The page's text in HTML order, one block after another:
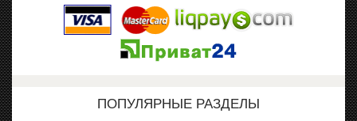
ПОПУЛЯРНЫЕ РАЗДЕЛЫ